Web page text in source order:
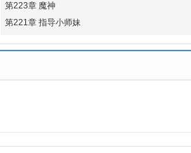
第223章 魔神
第221章 指导小师妹